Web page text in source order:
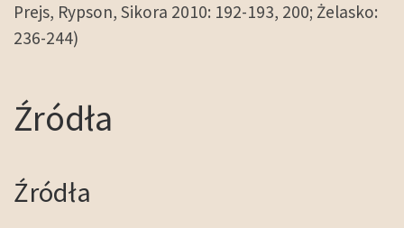
Prejs, Rypson, Sikora 2010: 192-193, 200; Żelasko:
236-244)
Źródła
Źródła